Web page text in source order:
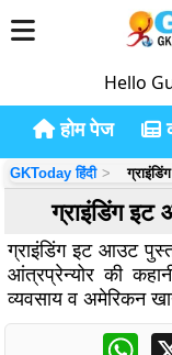
Hello
होम पेज
GKToday हिंदी
ग्राइंडिंग
ग्राइंडिंग इट आउट
आंत्रप्रेन्योर की
व्यवसाय व अमेरिकन